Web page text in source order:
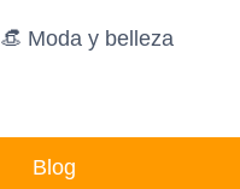
👒 Moda y belleza
Blog